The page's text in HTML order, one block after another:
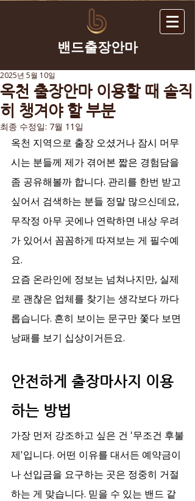
​밴드출장안마
옥천 출장안마 이용할 때 솔직
히 챙겨야 할 부분
2025년 5월 10일
최종 수정일: 7월 11일
옥천 지역으로 출장 오셨거나 잠시 머무
시는 분들께 제가 겪어본 짧은 경험담을
좀 공유해볼까 합니다. 관리를 한번 받고
싶어서 검색하는 분들 정말 많으신데요,
무작정 아무 곳에나 연락하면 내상 우려
가 있어서 꼼꼼하게 따져보는 게 필수예
요.
요즘 온라인에 정보는 넘쳐나지만, 실제
로 괜찮은 업체를 찾기는 생각보다 까다
롭습니다. 흔히 보이는 문구만 쫓다 보면
낭패를 보기 십상이거든요.
안전하게 출장마사지 이용
하는 방법
가장 먼저 강조하고 싶은 건 '무조건 후불
제'입니다. 어떤 이유를 대서든 예약금이
나 선입금을 요구하는 곳은 정중히 거절
하는 게 맞습니다. 믿을 수 있는 밴드 같